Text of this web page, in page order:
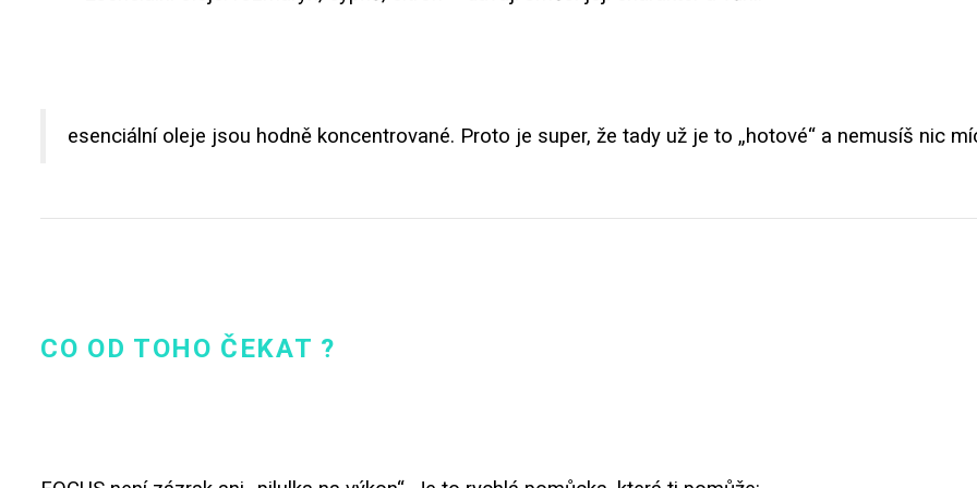
esenciální oleje jsou hodně koncentrované. Proto je super, že tady už je to „hotové“ a nemusíš nic
CO OD TOHO ČEKAT ?